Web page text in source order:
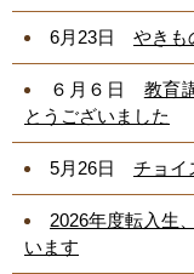
6月23日 やきも
６月６日
教育
とうございました
5月26日 チョイ
2026年度転入生
います